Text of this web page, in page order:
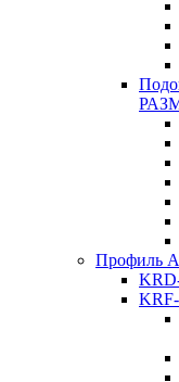
Профиль
KRF-